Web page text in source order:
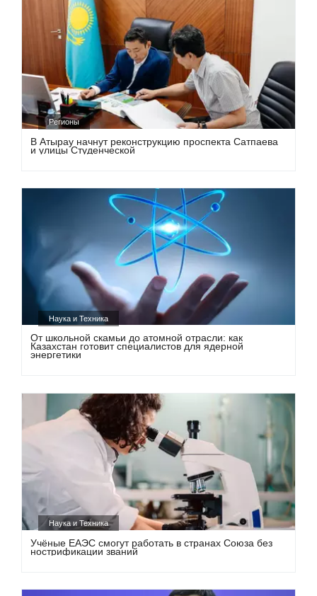
Регионы
В Атырау начнут реконструкцию проспекта Сатпаева
и улицы Студенческой
Наука и Техника
От школьной скамьи до атомной отрасли: как
Казахстан готовит специалистов для ядерной
энергетики
Наука и Техника
Учёные ЕАЭС смогут работать в странах Союза без
нострификации званий